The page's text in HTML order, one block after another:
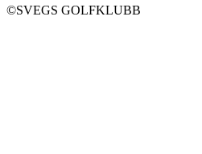
©SVEGS GOLFKLUBB